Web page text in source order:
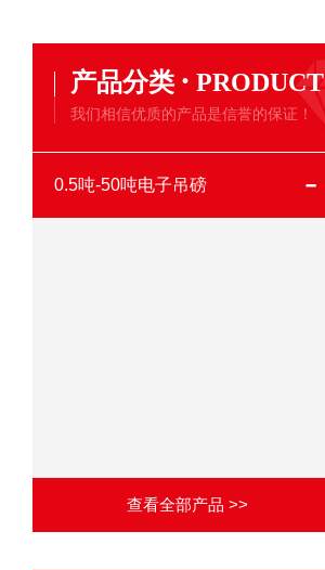
产品分类 · PRODUCT
我们相信优质的产品是信誉的保证！
0.5吨-50吨电子吊磅
查看全部产品 >>